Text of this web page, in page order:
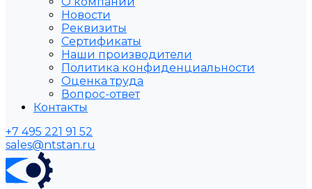
Новости
Реквизиты
Сертификаты
Наши производители
Политика конфиденциальности
Оценка труда
Вопрос-ответ
Контакты
+7 495 221 91 52
sales@ntstan.ru